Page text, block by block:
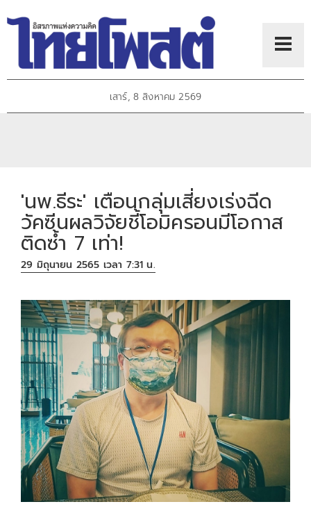
เสาร์, 8 สิงหาคม 2569
'นพ.ธีระ' เตือนกลุ่มเสี่ยงเร่งฉีด
วัคซีนผลวิจัยชี้โอมิครอนมีโอกาส
ติดซ้ำ 7 เท่า!
29 มิถุนายน 2565 เวลา 7:31 น.